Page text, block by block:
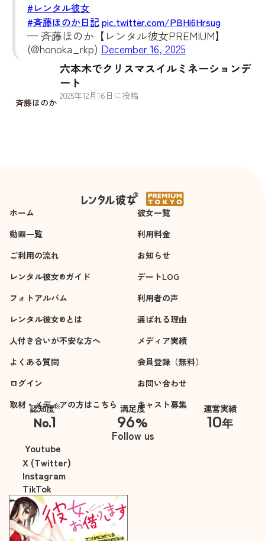
#レンタル彼女
#斉藤ほのか日記pic.twitter.com/PBHi6Hrsug
— 斉藤ほのか【レンタル彼女PREMIUM】
(@honoka_rkp) December 16, 2025
斉藤ほのか
六本木でクリスマスイルミネーションデ
ート
2025年12月 16 日に投稿
ホーム
彼女一覧
動画一覧
利用料金
ご利用の流れ
お知らせ
レンタル彼女®ガイド
デートLOG
フォトアルバム
利用者の声
レンタル彼女®とは
選ばれる理由
人付き合いが不安な方へ
メディア実績
よくある質問
会員登録（無料）
ログイン
お問い合わせ
取材・メディアの方はこちら
キャスト募集
認知度※
No.1
※自社調べ
満足度
96%
運営実績
10年
Follow us
Youtube
X (Twitter)
Instagram
TikTok